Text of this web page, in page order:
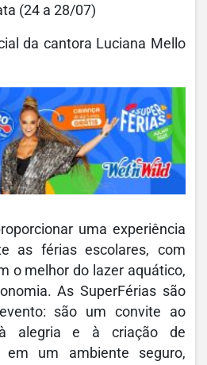
(24 a 28/07)
da cantora Luciana Mello
uma experiência
as férias escolares, com
o melhor do lazer aquático,
As SuperFérias são
são um convite ao
alegria e à criação de
em um ambiente seguro,